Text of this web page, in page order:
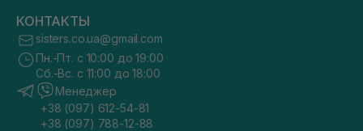
КОНТАКТЫ
sisters.co.ua@gmail.com
Пн.-Пт. с 10:00 до 19:00
Сб.-Вс. с 11:00 до 18:00
Менеджер
+38 (097) 612-54-81
+38 (097) 788-12-88